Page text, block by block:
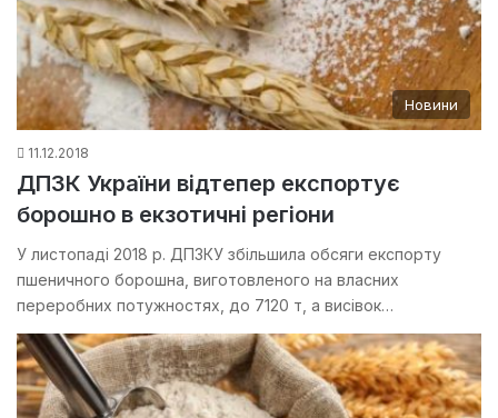
Новини
11.12.2018
ДПЗК України відтепер експортує
борошно в екзотичні регіони
У листопаді 2018 р. ДПЗКУ збільшила обсяги експорту
пшеничного борошна, виготовленого на власних
переробних потужностях, до 7120 т, а висівок…